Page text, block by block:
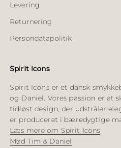
Levering
Returnering
Persondatapolitik
Spirit Icons
Spirit Icons er et dansk
og Daniel. Vores passion er at
tidløst design, der udstråler
er produceret i bæredygtige
Læs mere om Spirit Icons
Mød Tim & Daniel